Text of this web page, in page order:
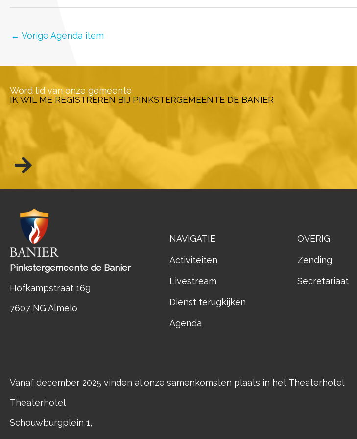
← Vorige Agenda item
Word lid van onze gemeente
IK WIL ME REGISTREREN BIJ PINKSTERGEMEENTE DE BANIER
Pinkstergemeente de Banier
Hofkampstraat 169
7607 NG Almelo
NAVIGATIE
Activiteiten
Livestream
Dienst terugkijken
Agenda
OVERIG
Zending
Secretariaat
Vanaf december 2025 vinden al onze samenkomsten plaats in het Theaterhotel
Theaterhotel
Schouwburgplein 1,